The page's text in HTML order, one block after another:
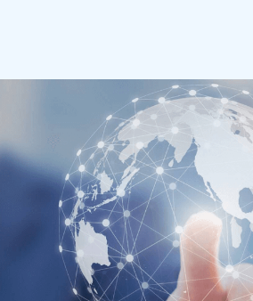
特集プレスリリース
Bosch SDS、
「Horizon 2
HFS Horizonsは